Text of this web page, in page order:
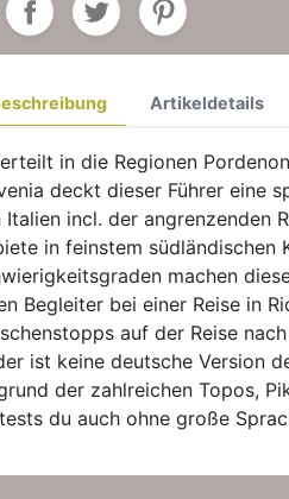
Artikeldetails
in die Regionen
deckt dieser Führer eine
Italien incl. der angrenzenden
in feinstem südländischen
machen
Begleiter bei einer Reise in
auf der Reise
ist keine deutsche Version
der zahlreichen Topos,
du auch ohne große